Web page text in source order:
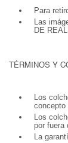
Para
Las
DE
TÉRMINOS Y
Los
concepto
Los
por fuera
La